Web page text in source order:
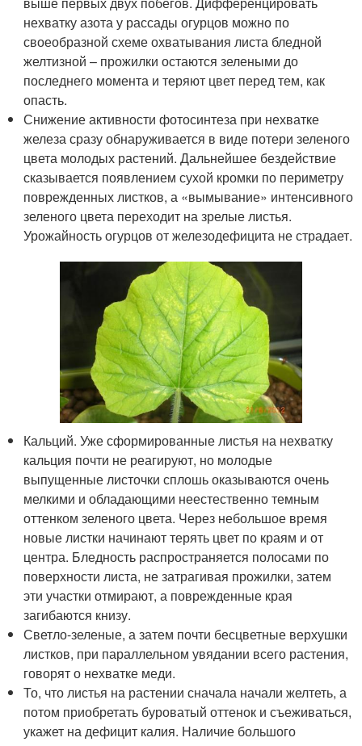
нехватку азота у рассады огурцов можно по
своеобразной схеме охватывания листа бледной
желтизной – прожилки остаются зелеными до
последнего момента и теряют цвет перед тем, как
опасть.
Снижение активности фотосинтеза при нехватке
железа сразу обнаруживается в виде потери зеленого
цвета молодых растений. Дальнейшее бездействие
сказывается появлением сухой кромки по периметру
поврежденных листков, а «вымывание» интенсивного
зеленого цвета переходит на зрелые листья.
Урожайность огурцов от железодефицита не страдает.
Кальций. Уже сформированные листья на нехватку
кальция почти не реагируют, но молодые
выпущенные листочки сплошь оказываются очень
мелкими и обладающими неестественно темным
оттенком зеленого цвета. Через небольшое время
новые листки начинают терять цвет по краям и от
центра. Бледность распространяется полосами по
поверхности листа, не затрагивая прожилки, затем
эти участки отмирают, а поврежденные края
загибаются книзу.
Светло-зеленые, а затем почти бесцветные верхушки
листков, при параллельном увядании всего растения,
говорят о нехватке меди.
То, что листья на растении сначала начали желтеть, а
потом приобретать буроватый оттенок и съеживаться,
укажет на дефицит калия. Наличие большого